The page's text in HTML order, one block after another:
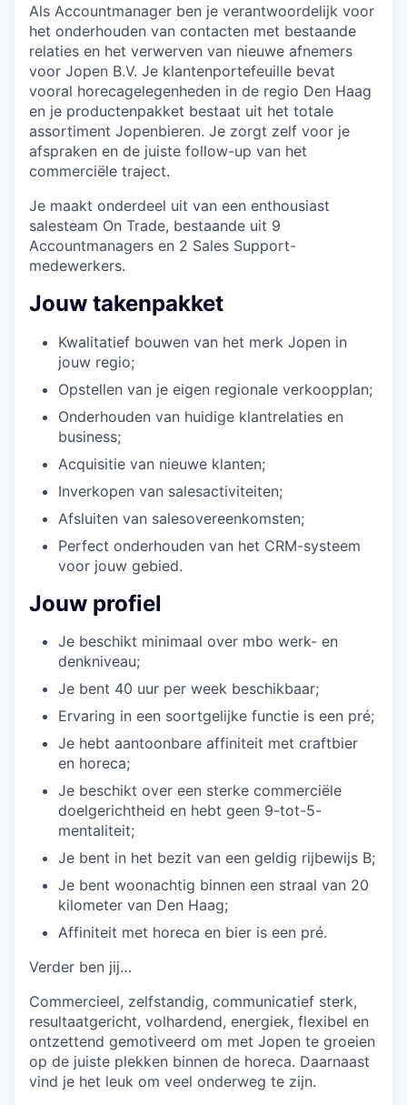
Als Accountmanager ben je verantwoordelijk voor
het onderhouden van contacten met bestaande
relaties en het verwerven van nieuwe afnemers
voor Jopen B.V. Je klantenportefeuille bevat
vooral horecagelegenheden in de regio Den Haag
en je productenpakket bestaat uit het totale
assortiment Jopenbieren. Je zorgt zelf voor je
afspraken en de juiste follow-up van het
commerciële traject.
Je maakt onderdeel uit van een enthousiast
salesteam On Trade, bestaande uit 9
Accountmanagers en 2 Sales Support-
medewerkers.
Jouw takenpakket
Kwalitatief bouwen van het merk Jopen in
jouw regio;
Opstellen van je eigen regionale verkoopplan;
Onderhouden van huidige klantrelaties en
business;
Acquisitie van nieuwe klanten;
Inverkopen van salesactiviteiten;
Afsluiten van salesovereenkomsten;
Perfect onderhouden van het CRM-systeem
voor jouw gebied.
Jouw profiel
Je beschikt minimaal over mbo werk- en
denkniveau;
Je bent 40 uur per week beschikbaar;
Ervaring in een soortgelijke functie is een pré;
Je hebt aantoonbare affiniteit met craftbier
en horeca;
Je beschikt over een sterke commerciële
doelgerichtheid en hebt geen 9-tot-5-
mentaliteit;
Je bent in het bezit van een geldig rijbewijs B;
Je bent woonachtig binnen een straal van 20
kilometer van Den Haag;
Affiniteit met horeca en bier is een pré.
Verder ben jij…
Commercieel, zelfstandig, communicatief sterk,
resultaatgericht, volhardend, energiek, flexibel en
ontzettend gemotiveerd om met Jopen te groeien
op de juiste plekken binnen de horeca. Daarnaast
vind je het leuk om veel onderweg te zijn.